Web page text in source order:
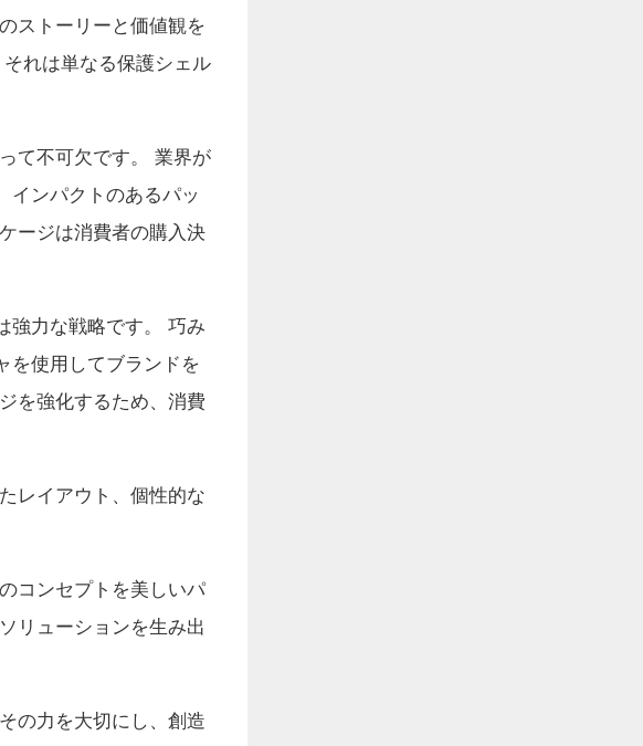
ストーリーと価値観を
れは単なる保護シェル
て不可欠です。 業界が
インパクトのあるパッ
ージは消費者の購入決
強力な戦略です。 巧み
を使用してブランドを
を強化するため、消費
レイアウト、個性的な
コンセプトを美しいパ
リューションを生み出
の力を大切にし、創造